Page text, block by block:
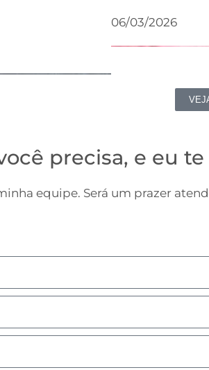
06/03/2026
precisa, e eu
equipe. Será um prazer